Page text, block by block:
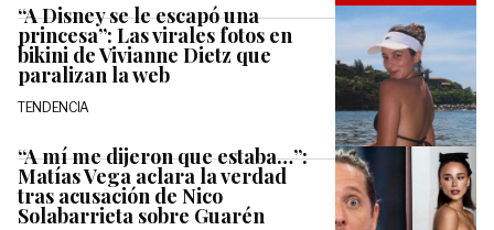
“A Disney se le escapó una
princesa”: Las virales fotos en
bikini de Vivianne Dietz que
paralizan la web
TENDENCIA
“A mí me dijeron que estaba…”:
Matías Vega aclara la verdad
tras acusación de Nico
Solabarrieta sobre Guarén